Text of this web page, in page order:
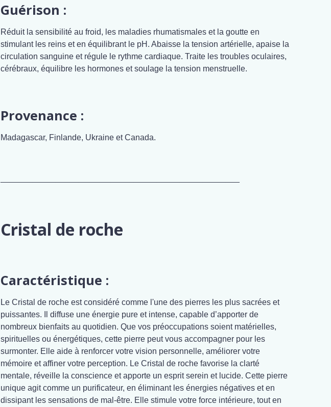
Guérison :
Réduit la sensibilité au froid, les maladies rhumatismales et la goutte en
stimulant les reins et en équilibrant le pH. Abaisse la tension artérielle, apaise la
circulation sanguine et régule le rythme cardiaque. Traite les troubles oculaires,
cérébraux, équilibre les hormones et soulage la tension menstruelle.
Provenance :
Madagascar, Finlande, Ukraine et Canada.
Cristal de roche
Caractéristique :
Le Cristal de roche est considéré comme l'une des pierres les plus sacrées et
puissantes. Il diffuse une énergie pure et intense, capable d’apporter de
nombreux bienfaits au quotidien. Que vos préoccupations soient matérielles,
spirituelles ou énergétiques, cette pierre peut vous accompagner pour les
surmonter. Elle aide à renforcer votre vision personnelle, améliorer votre
mémoire et affiner votre perception. Le Cristal de roche favorise la clarté
mentale, réveille la conscience et apporte un esprit serein et lucide. Cette pierre
unique agit comme un purificateur, en éliminant les énergies négatives et en
dissipant les sensations de mal-être. Elle stimule votre force intérieure, tout en